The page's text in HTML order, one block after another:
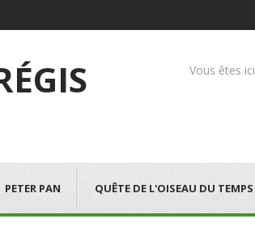
Vous êtes ici
PETER PAN QUÊTE DE L'OISEAU DU TEMPS